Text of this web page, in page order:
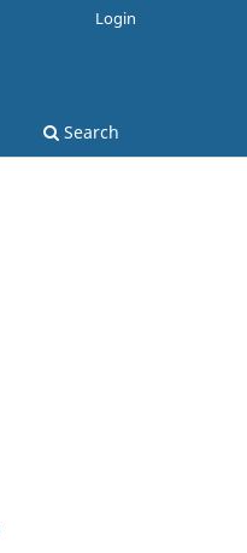
Search
Login